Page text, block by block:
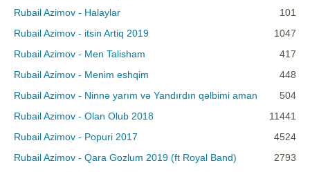
Rubail Azimov - Halaylar
101
Rubail Azimov - itsin Artiq 2019
1047
Rubail Azimov - Men Talisham
417
Rubail Azimov - Menim eshqim
448
Rubail Azimov - Ninnə yarım və Yandırdın qəlbimi aman
504
Rubail Azimov - Olan Olub 2018
11441
Rubail Azimov - Popuri 2017
4524
Rubail Azimov - Qara Gozlum 2019 (ft Royal Band)
2793